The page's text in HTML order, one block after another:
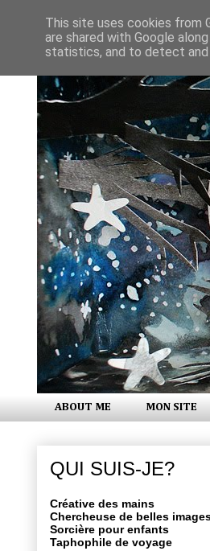
ABOUT ME MON SITE
QUI SUIS-JE?
Créative des mains
Chercheuse de belles
Sorcière pour enfants
Taphophile de voyage
This site uses cookies from
are shared with Google
statistics, and to detect and